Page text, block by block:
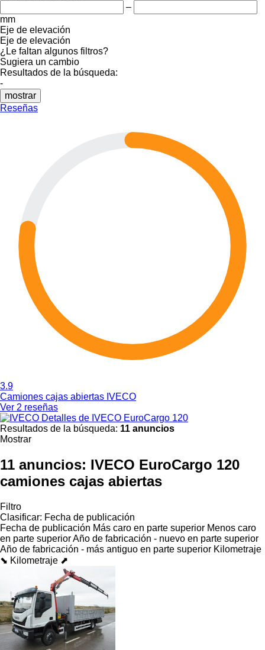
–
mm
Eje de elevación
Eje de elevación
¿Le faltan algunos filtros?
Sugiera un cambio
Resultados de la búsqueda:
-
mostrar
Reseñas
3.9
Camiones cajas abiertas IVECO
Ver 2 reseñas
Detalles de IVECO EuroCargo 120
Resultados de la búsqueda: 11 anuncios
Mostrar
11 anuncios: IVECO EuroCargo 120
camiones cajas abiertas
Filtro
Clasificar: Fecha de publicación
Fecha de publicación Más caro en parte superior Menos caro
en parte superiorAño de fabricación - nuevo en parte superior
Año de fabricación - más antiguo en parte superior Kilometraje
⬊ Kilometraje ⬈